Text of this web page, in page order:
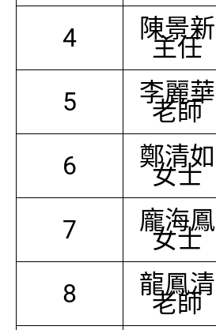
4 陳景新
主任
5 李麗華
老師
6 鄭清如
女士
7 龐海鳳
女士
8 龍鳳清
老師